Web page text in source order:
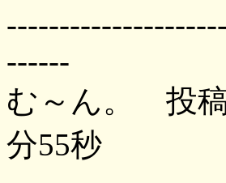
------
む～ん。 投
分55秒